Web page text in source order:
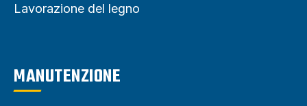
Lavorazione del legno
MANUTENZIONE